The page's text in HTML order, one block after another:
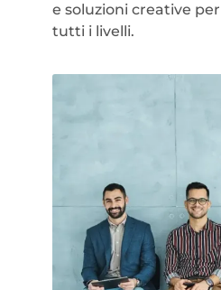
e soluzioni creative
tutti i livelli.